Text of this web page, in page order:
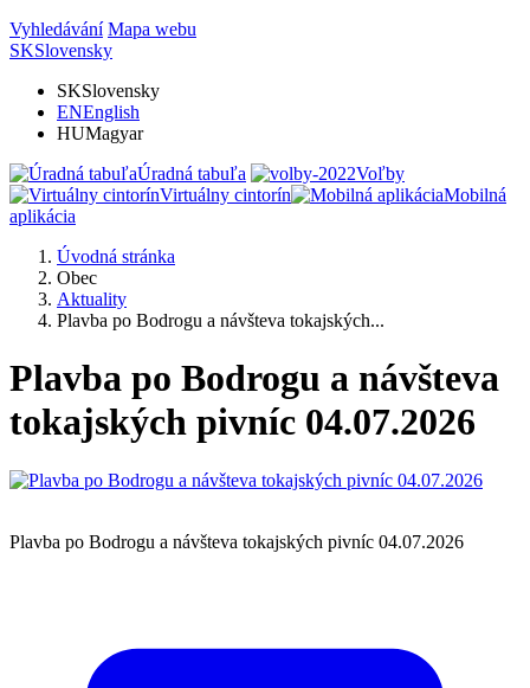
Vyhledávání Mapa webu
SKSlovensky
SKSlovensky
ENEnglish
HUMagyar
Úradná tabuľa
Voľby
Virtuálny cintorín
Mobilná
aplikácia
Úvodná stránka
Obec
Aktuality
Plavba po Bodrogu a návšteva tokajských...
Plavba po Bodrogu a návšteva
tokajských pivníc 04.07.2026
Plavba po Bodrogu a návšteva tokajských pivníc 04.07.2026